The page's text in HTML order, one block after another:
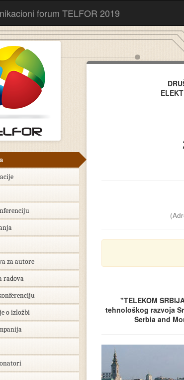
forum TELFOR 2019
za autore
radova
o izložbi
"TELEKOM
tehnološkog razvoja
Serbia and